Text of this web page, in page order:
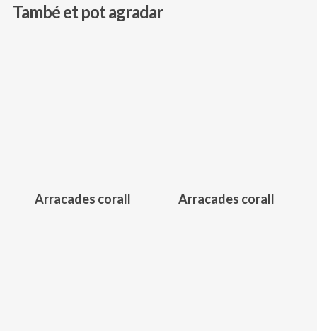
També et pot agradar
Arracades corall Arracades corall